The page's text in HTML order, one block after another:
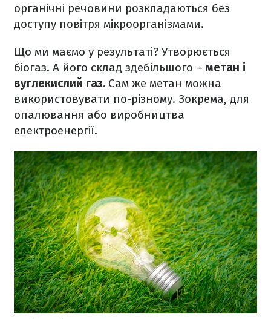
органічні речовини розкладаються без
доступу повітря мікроорганізмами.
Що ми маємо у результаті? Утворюється
біогаз. А його склад здебільшого – метан і
вуглекислий газ. Сам же метан можна
використовувати по-різному. Зокрема, для
опалювання або виробництва
електроенергії.